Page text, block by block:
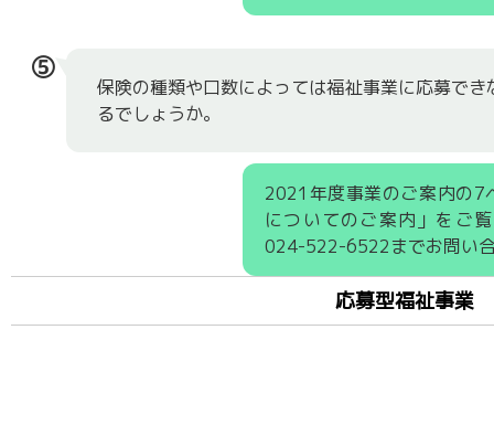
⑤
保険の種類や口数によっては福祉事業に応募でき
るでしょうか。
2021年度事業のご案内の7
についてのご案内」をご
024-522-6522までお問い
応募型福祉事業